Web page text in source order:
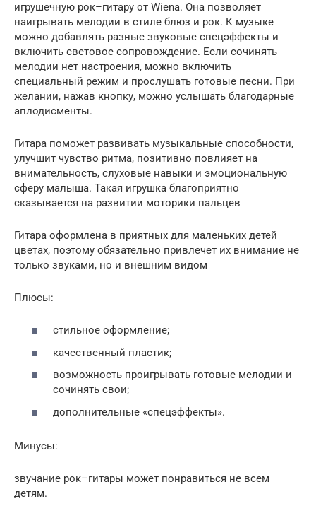
игрушечную рок–гитару от Wiena. Она позволяет
наигрывать мелодии в стиле блюз и рок. К музыке
можно добавлять разные звуковые спецэффекты и
включить световое сопровождение. Если сочинять
мелодии нет настроения, можно включить
специальный режим и прослушать готовые песни. При
желании, нажав кнопку, можно услышать благодарные
аплодисменты.
Гитара поможет развивать музыкальные способности,
улучшит чувство ритма, позитивно повлияет на
внимательность, слуховые навыки и эмоциональную
сферу малыша. Такая игрушка благоприятно
сказывается на развитии моторики пальцев
Гитара оформлена в приятных для маленьких детей
цветах, поэтому обязательно привлечет их внимание не
только звуками, но и внешним видом
Плюсы:
стильное оформление;
качественный пластик;
возможность проигрывать готовые мелодии и
сочинять свои;
дополнительные «спецэффекты».
Минусы:
звучание рок–гитары может понравиться не всем
детям.